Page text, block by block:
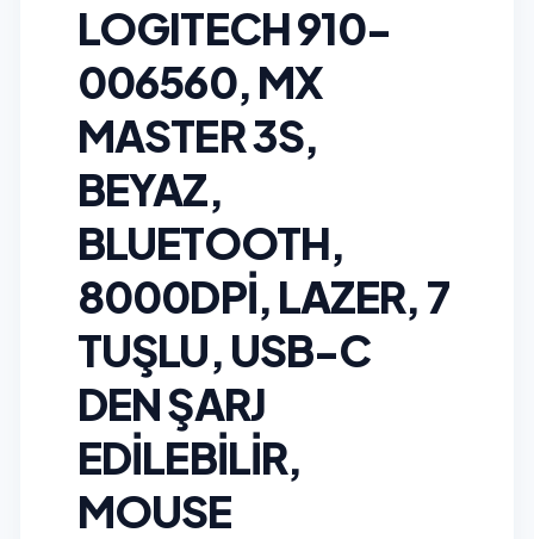
LOGITECH 910-
006560, MX
MASTER 3S,
BEYAZ,
BLUETOOTH,
8000DPI, LAZER, 7
TUŞLU, USB-C
DEN ŞARJ
EDILEBILIR,
MOUSE